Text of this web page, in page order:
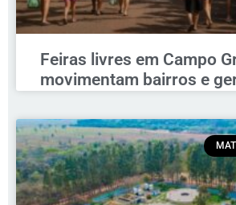
Feiras livres em Campo
movimentam bairros e